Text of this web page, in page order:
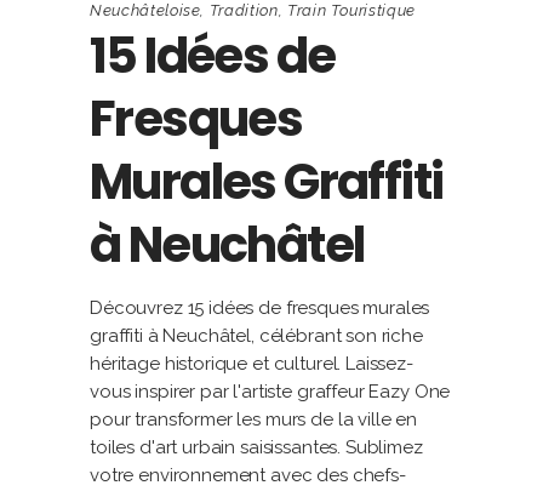
Neuchâteloise, Tradition, Train Touristique
15 Idées de
Fresques
Murales Graffiti
à Neuchâtel
Découvrez 15 idées de fresques murales
graffiti à Neuchâtel, célébrant son riche
héritage historique et culturel. Laissez-
vous inspirer par l'artiste graffeur Eazy One
pour transformer les murs de la ville en
toiles d'art urbain saisissantes. Sublimez
votre environnement avec des chefs-